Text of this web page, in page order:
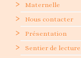
Maternelle
Nous contacter
Présentation
Sentier de